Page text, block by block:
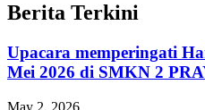
Berita Terkini
Upacara memperingati
Mei 2026 di SMKN 2
May 2, 2026